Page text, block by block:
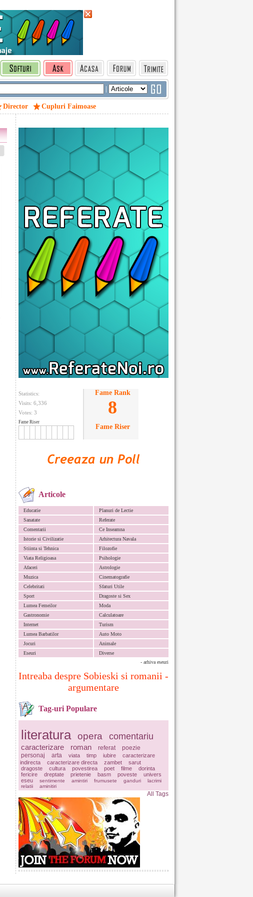
|
Director Cupluri Faimoase
Statistics:
Visits: 6,336
Votes: 3
Fame Riser
Fame Rank
8
Fame Riser
Articole
Educatie
Planuri de Lectie
Sanatate
Referate
Comentarii
Ce Inseamna
Istorie si Civilizatie
Arhitectura Navala
Stiinta si Tehnica
Filozofie
Viata Religioasa
Psihologie
Afaceri
Astrologie
Muzica
Cinematografie
Celebritati
Sfaturi Utile
Sport
Dragoste si Sex
Lumea Femeilor
Moda
Gastronomie
Calculatoare
Internet
Turism
Lumea Barbatilor
Auto Moto
Jocuri
Animale
Eseuri
Diverse
- arhiva eseuri
Intreaba despre Sobieski si romanii -
argumentare
Tag-uri Populare
literatura opera comentariu
caracterizare roman referat
poezie
personaj
arta viata timp iubire
caracterizare
indirecta
caracterizare directa zambet
sarut
dragoste
cultura povestirea poet filme
dorinta
fericire
dreptate prietenie basm poveste
univers
eseu
sentimente amintiri frumusete ganduri
lacrimi
relatii
aminitiri
All Tags